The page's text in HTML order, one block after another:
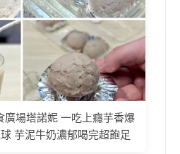
場塔諾妮 一吃上癮芋香爆
芋泥牛奶濃郁喝完超飽足